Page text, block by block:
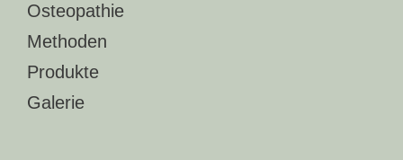
Osteopathie
Methoden
Produkte
Galerie